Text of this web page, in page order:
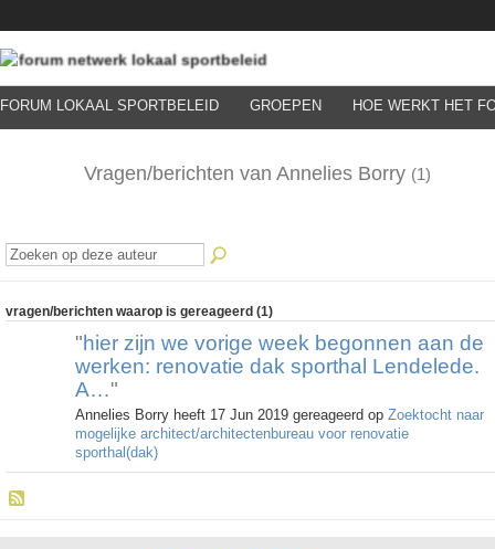
FORUM LOKAAL SPORTBELEID GROEPEN HOE WERKT HET
Vragen/berichten van Annelies Borry (1)
vragen/berichten waarop is gereageerd (1)
"hier zijn we vorige week begonnen aan de
werken: renovatie dak sporthal Lendelede.
A…"
Annelies Borry heeft 17 Jun 2019 gereageerd op Zoektocht naar
mogelijke architect/architectenbureau voor renovatie
sporthal(dak)